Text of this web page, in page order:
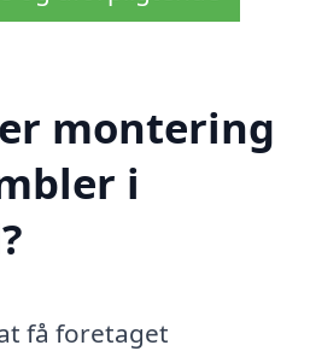
montering
i
få foretaget